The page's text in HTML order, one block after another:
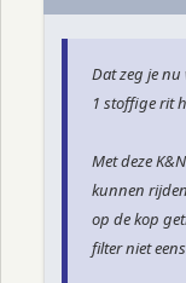
Dat zeg je
1 stoffige rit
Met deze
kunnen
op de kop
filter niet